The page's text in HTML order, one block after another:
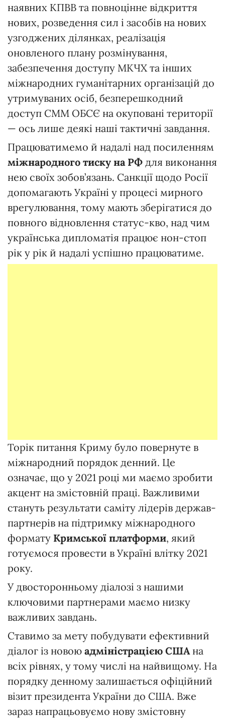
наявних КПВВ та повноцінне відкриття
нових, розведення сил і засобів на нових
узгоджених ділянках, реалізація
оновленого плану розмінування,
забезпечення доступу МКЧХ та інших
міжнародних гуманітарних організацій до
утримуваних осіб, безперешкодний
доступ СММ ОБСЄ на окуповані території
— ось лише деякі наші тактичні завдання.
Працюватимемо й надалі над посиленням
міжнародного тиску на РФ для виконання
нею своїх зобов’язань. Санкції щодо Росії
допомагають Україні у процесі мирного
врегулювання, тому мають зберігатися до
повного відновлення статус-кво, над чим
українська дипломатія працює нон-стоп
рік у рік й надалі успішно працюватиме.
Торік питання Криму було повернуте в
міжнародний порядок денний. Це
означає, що у 2021 році ми маємо зробити
акцент на змістовній праці. Важливими
стануть результати саміту лідерів держав-
партнерів на підтримку міжнародного
формату Кримської платформи, який
готуємося провести в Україні влітку 2021
року.
У двосторонньому діалозі з нашими
ключовими партнерами маємо низку
важливих завдань.
Ставимо за мету побудувати ефективний
діалог із новою адміністрацією СШАна
всіх рівнях, у тому числі на найвищому. На
порядку денному залишається офіційний
візит президента України до США. Вже
зараз напрацьовуємо нову змістовну